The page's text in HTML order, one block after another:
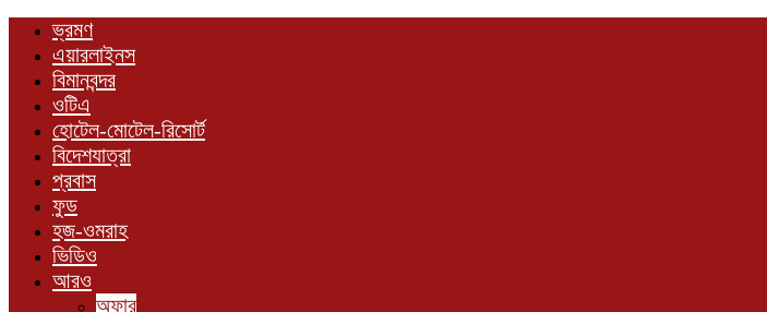
ভ্রমণ
এয়ারলাইনস
বিমানবন্দর
ওটিএ
হোটেল-মোটেল-রিসোর্ট
বিদেশযাত্রা
প্রবাস
ফুড
হজ-ওমরাহ
ভিডিও
আরও
অফার